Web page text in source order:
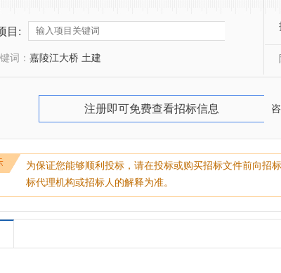
目:
词： 嘉陵江大桥 土建
注册即可免费查看招标信息
为保证您能够顺利投标，请在投标或购买招标文件前向招
标代理机构或招标人的解释为准。